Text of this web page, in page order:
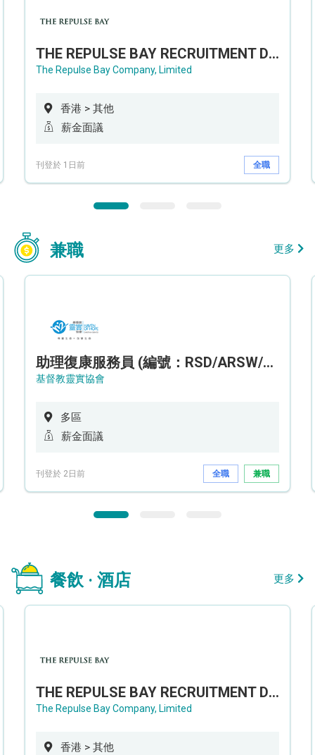
THE REPULSE BAY RECRUITMENT DAY 淺水灣影灣園人才招聘會
The Repulse Bay Company, Limited
香港 > 其他
薪金面議
刊登於 1日前 全職
兼職 更多
助理復康服務員 (編號：RSD/ARSW/CTE)
基督教靈實協會
多區
薪金面議
刊登於 2日前 全職 兼職
餐飲 · 酒店 更多
THE REPULSE BAY RECRUITMENT DAY 淺水灣影灣園人才招聘會
The Repulse Bay Company, Limited
香港 > 其他